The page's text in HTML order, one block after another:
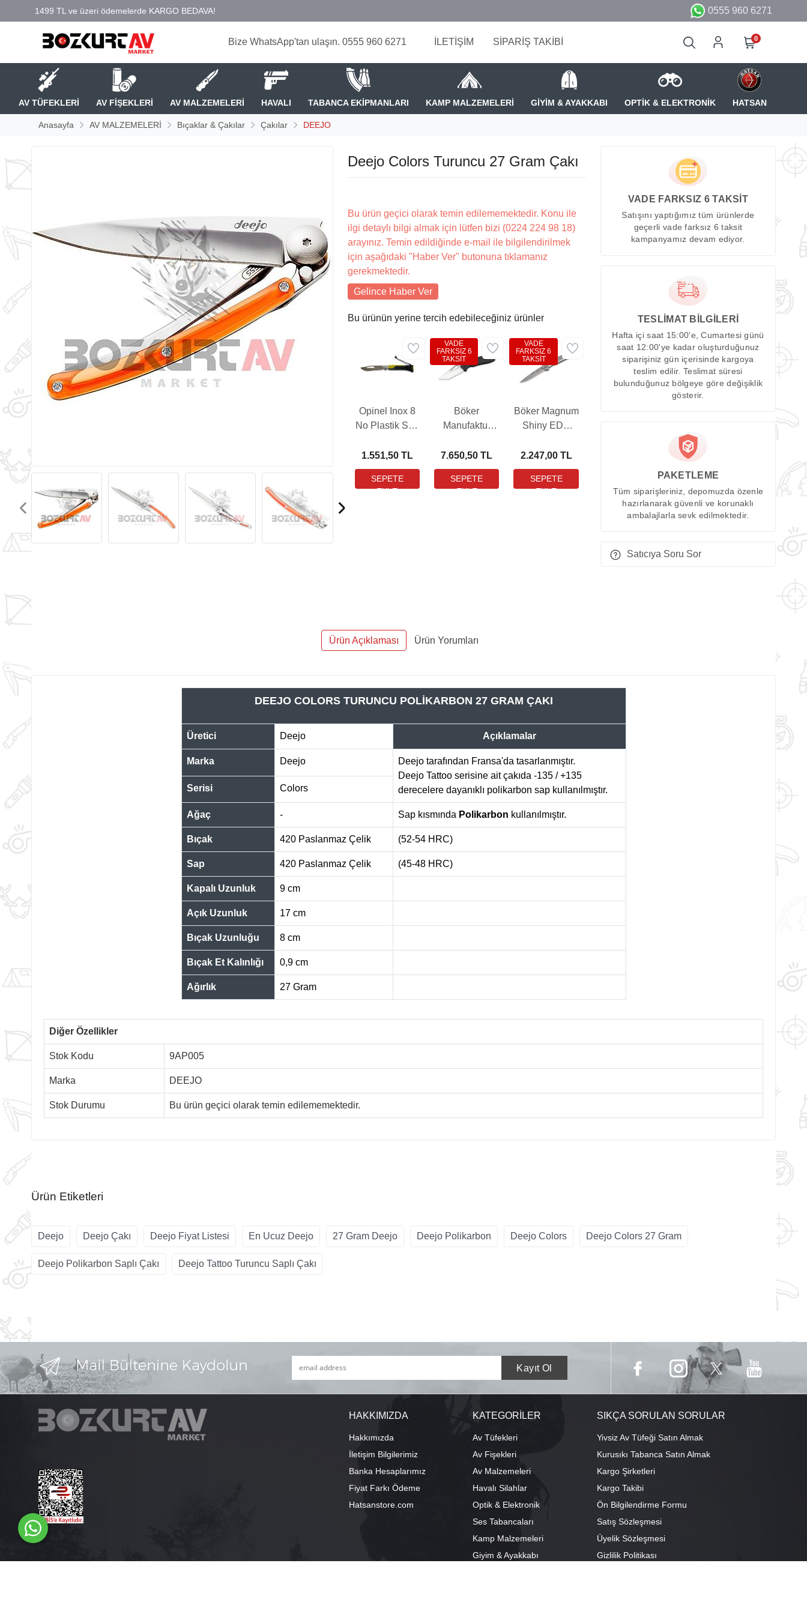
0555 960 6271
Bize WhatsApp'tan ulaşın. 0555 960 6271 İLETİŞİM SİPARİŞ TAKİBİ 0
AV TÜFEKLERİ AV FİŞEKLERİ AV MALZEMELERİ HAVALI TABANCA EKİPMANLARI KAMP MALZEMELERİ GİYİM & AYAKKABI OPTİK & ELEKTRONİK HATSAN
Anasayfa AV MALZEMELERİ Bıçaklar & Çakılar Çakılar DEEJO
Deejo Colors Turuncu 27 Gram Çakı
Bu ürün geçici olarak temin edilememektedir. Konu ile
ilgi detaylı bilgi almak için lütfen bizi (0224 224 98 18)
arayınız. Temin edildiğinde e-mail ile bilgilendirilmek
için aşağıdaki "Haber Ver" butonuna tıklamanız
gerekmektedir.
Gelince Haber Ver
Bu ürünün yerine tercih edebileceğiniz ürünler
Opinel Inox 8
No Plastik Sap
(001578)
1.551,50 TL
Böker
Manufaktur
7.650,50 TL
VADE
FARKSIZ 6
TAKSİT
Böker Magnum
Shiny EDC
2.247,00 TL
VADE
FARKSIZ 6
TAKSİT
VADE FARKSIZ 6 TAKSİT
Satışını yaptığımız tüm ürünlerde
geçerli vade farksız 6 taksit
kampanyamız devam ediyor.
TESLİMAT BİLGİLERİ
Hafta içi saat 15:00'e, Cumartesi günü
saat 12:00'ye kadar oluşturduğunuz
siparişiniz gün içerisinde kargoya
teslim edilir. Teslimat süresi
bulunduğunuz bölgeye göre değişiklik
gösterir.
PAKETLEME
Tüm siparişleriniz, depomuzda özenle
hazırlanarak güvenli ve korunaklı
ambalajlarla sevk edilmektedir.
Satıcıya Soru Sor
Ürün Açıklaması Ürün Yorumları
DEEJO COLORS TURUNCU POLİKARBON 27 GRAM ÇAKI
Üretici Deejo Açıklamalar
Marka Deejo
Deejo tarafından Fransa'da tasarlanmıştır.
Deejo Tattoo serisine ait çakıda -135 / +135
derecelere dayanıklı polikarbon sap kullanılmıştır.
Serisi Colors
Ağaç - Sap kısmında Polikarbon kullanılmıştır.
Bıçak 420 Paslanmaz Çelik (52-54 HRC)
Sap 420 Paslanmaz Çelik (45-48 HRC)
Kapalı Uzunluk 9 cm
Açık Uzunluk 17 cm
Bıçak Uzunluğu 8 cm
Bıçak Et Kalınlığı 0,9 cm
Ağırlık 27 Gram
Diğer Özellikler
Stok Kodu 9AP005
Marka DEEJO
Stok Durumu Bu ürün geçici olarak temin edilememektedir.
Ürün Etiketleri
Deejo Deejo Çakı Deejo Fiyat Listesi En Ucuz Deejo 27 Gram Deejo Deejo Polikarbon Deejo Colors Deejo Colors 27 Gram
Deejo Polikarbon Saplı Çakı Deejo Tattoo Turuncu Saplı Çakı
HAKKIMIZDA
Hakkımızda
İletişim Bilgilerimiz
Banka Hesaplarımız
Fiyat Farkı Ödeme
Hatsanstore.com
KATEGORİLER
Av Tüfekleri
Av Fişekleri
Av Malzemeleri
Havalı Silahlar
Optik & Elektronik
Ses Tabancaları
Kamp Malzemeleri
Giyim & Ayakkabı
SIKÇA SORULAN SORULAR
Yivsiz Av Tüfeği Satın Almak
Kurusıkı Tabanca Satın Almak
Kargo Şirketleri
Kargo Takibi
Ön Bilgilendirme Formu
Satış Sözleşmesi
Üyelik Sözleşmesi
Gizlilik Politikası